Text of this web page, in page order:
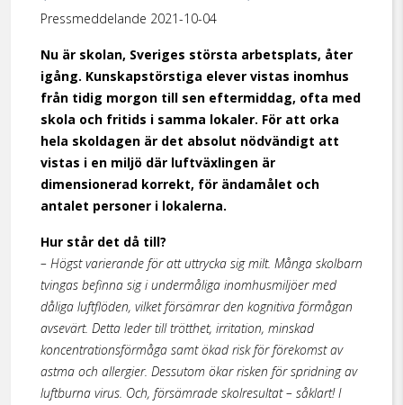
Pressmeddelande 2021-10-04
Nu är skolan, Sveriges största arbetsplats, åter
igång. Kunskapstörstiga elever vistas inomhus
från tidig morgon till sen eftermiddag, ofta med
skola och fritids i samma lokaler. För att orka
hela skoldagen är det absolut nödvändigt att
vistas i en miljö där luftväxlingen är
dimensionerad korrekt, för ändamålet och
antalet personer i lokalerna.
Hur står det då till?
– Högst varierande för att uttrycka sig milt. Många skolbarn
tvingas befinna sig i undermåliga inomhusmiljöer med
dåliga luftflöden, vilket försämrar den kognitiva förmågan
avsevärt. Detta leder till trötthet, irritation, minskad
koncentrationsförmåga samt ökad risk för förekomst av
astma och allergier. Dessutom ökar risken för spridning av
luftburna virus. Och, försämrade skolresultat – såklart! I